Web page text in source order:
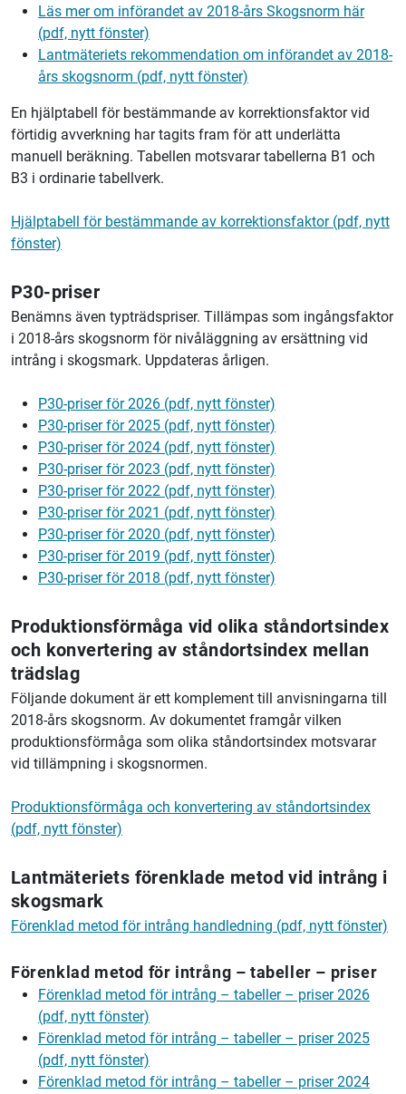
Läs mer om införandet av 2018-års Skogsnorm här
(pdf, nytt fönster)
Lantmäteriets rekommendation om införandet av 2018-
års skogsnorm (pdf, nytt fönster)
En hjälptabell för bestämmande av korrektionsfaktor vid
förtidig avverkning har tagits fram för att underlätta
manuell beräkning. Tabellen motsvarar tabellerna B1 och
B3 i ordinarie tabellverk.
Hjälptabell för bestämmande av korrektionsfaktor (pdf, nytt
fönster)
P30-priser
Benämns även typträdspriser. Tillämpas som ingångsfaktor
i 2018-års skogsnorm för nivåläggning av ersättning vid
intrång i skogsmark. Uppdateras årligen.
P30-priser för 2026 (pdf, nytt fönster)
P30-priser för 2025 (pdf, nytt fönster)
P30-priser för 2024 (pdf, nytt fönster)
P30-priser för 2023 (pdf, nytt fönster)
P30-priser för 2022 (pdf, nytt fönster)
P30-priser för 2021 (pdf, nytt fönster)
P30-priser för 2020 (pdf, nytt fönster)
P30-priser för 2019 (pdf, nytt fönster)
P30-priser för 2018 (pdf, nytt fönster)
Produktionsförmåga vid olika ståndortsindex
och konvertering av ståndortsindex mellan
trädslag
Följande dokument är ett komplement till anvisningarna till
2018-års skogsnorm. Av dokumentet framgår vilken
produktionsförmåga som olika ståndortsindex motsvarar
vid tillämpning i skogsnormen.
Produktionsförmåga och konvertering av ståndortsindex
(pdf, nytt fönster)
Lantmäteriets förenklade metod vid intrång i
skogsmark
Förenklad metod för intrång handledning (pdf, nytt fönster)
Förenklad metod för intrång – tabeller – priser
Förenklad metod för intrång – tabeller – priser 2026
(pdf, nytt fönster)
Förenklad metod för intrång – tabeller – priser 2025
(pdf, nytt fönster)
Förenklad metod för intrång – tabeller – priser 2024